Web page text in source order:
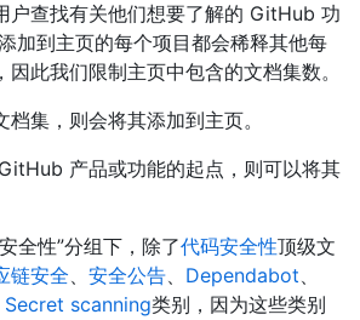
户查找有关他们想要了解的 GitHub 功
加到主页的每个项目都会稀释其他每
此我们限制主页中包含的文档集数。
集，则会将其添加到主页。
产品或功能的起点，则可以将其
全性”分组下，除了代码安全性顶级文
链安全、 安全公告、 Dependabot、
Secret scanning类别，因为这些类别